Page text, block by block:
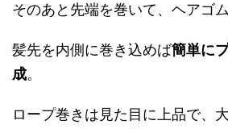
そのあと先端を巻いて、ヘアゴム
髪先を内側に巻き込めば簡単に
成。
ロープ巻きは見た目に上品で、